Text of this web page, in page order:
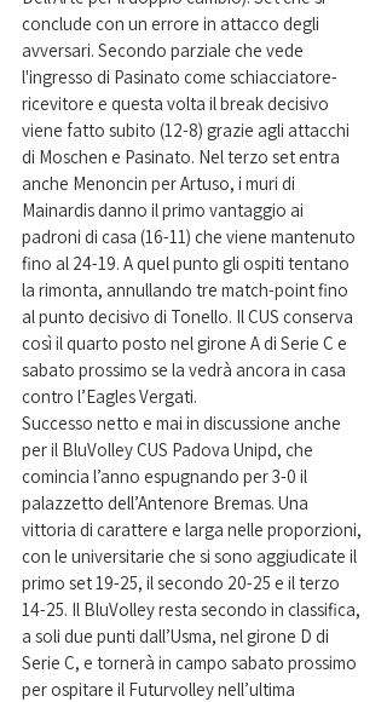
conclude con un errore in attacco degli
avversari. Secondo parziale che vede
l'ingresso di Pasinato come schiacciatore-
ricevitore e questa volta il break decisivo
viene fatto subito (12-8) grazie agli attacchi
di Moschen e Pasinato. Nel terzo set entra
anche Menoncin per Artuso, i muri di
Mainardis danno il primo vantaggio ai
padroni di casa (16-11) che viene mantenuto
fino al 24-19. A quel punto gli ospiti tentano
la rimonta, annullando tre match-point fino
al punto decisivo di Tonello. Il CUS conserva
così il quarto posto nel girone A di Serie C e
sabato prossimo se la vedrà ancora in casa
contro l’Eagles Vergati.
Successo netto e mai in discussione anche
per il BluVolley CUS Padova Unipd, che
comincia l’anno espugnando per 3-0 il
palazzetto dell’Antenore Bremas. Una
vittoria di carattere e larga nelle proporzioni,
con le universitarie che si sono aggiudicate il
primo set 19-25, il secondo 20-25 e il terzo
14-25. Il BluVolley resta secondo in classifica,
a soli due punti dall’Usma, nel girone D di
Serie C, e tornerà in campo sabato prossimo
per ospitare il Futurvolley nell’ultima